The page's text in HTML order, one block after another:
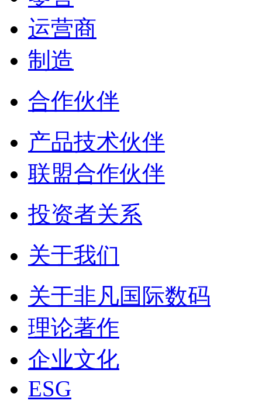
运营商
制造
合作伙伴
产品技术伙伴
联盟合作伙伴
投资者关系
关于我们
关于非凡国际数码
理论著作
企业文化
ESG